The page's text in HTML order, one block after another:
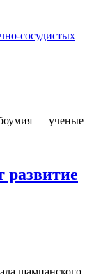
сосудистых
развитие